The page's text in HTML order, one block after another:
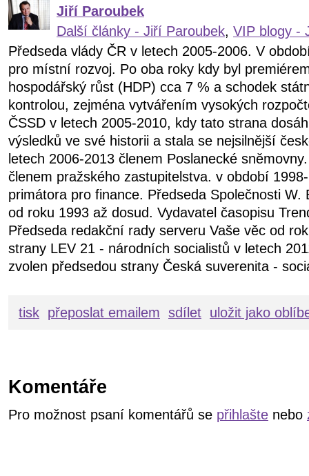
Jiří Paroubek
Další články - Jiří Paroubek, VIP blogy -
Předseda vlády ČR v letech 2005-2006. V
pro místní rozvoj. Po oba roky kdy byl
hospodářský růst (HDP) cca 7 % a schodek
kontrolou, zejména vytvářením vysokých
ČSSD v letech 2005-2010, kdy tato strana
výsledků ve své historii a stala se nejsilnější
letech 2006-2013 členem Poslanecké
členem pražského zastupitelstva. v období
primátora pro finance. Předseda Společnosti W.
od roku 1993 až dosud. Vydavatel časopisu
Předseda redakční rady serveru Vaše věc od
strany LEV 21 - národních socialistů v letech
zvolen předsedou strany Česká suverenita -
tisk přeposlat emailem sdílet uložit jako
Komentáře
Pro možnost psaní komentářů se přihlašte nebo